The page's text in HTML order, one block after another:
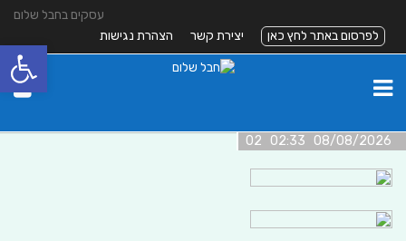
עסקים בחבל שלום
לפרסום באתר לחץ כאן
יצירת קשר הצהרת נגישות
08/08/2026 02:33 02
פתח